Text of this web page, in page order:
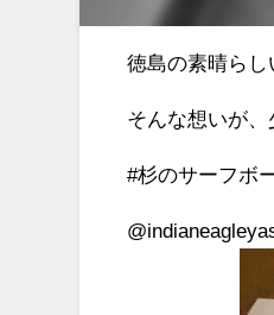
徳島の素晴らし
そんな想いが、
#杉のサーフボ